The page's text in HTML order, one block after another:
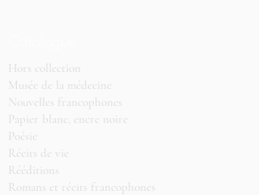
Hors collection
Musée de la médecine
Nouvelles francophones
Papier blanc, encre noire
Poésie
Récits de vie
Rééditions
Romans et récits francophones